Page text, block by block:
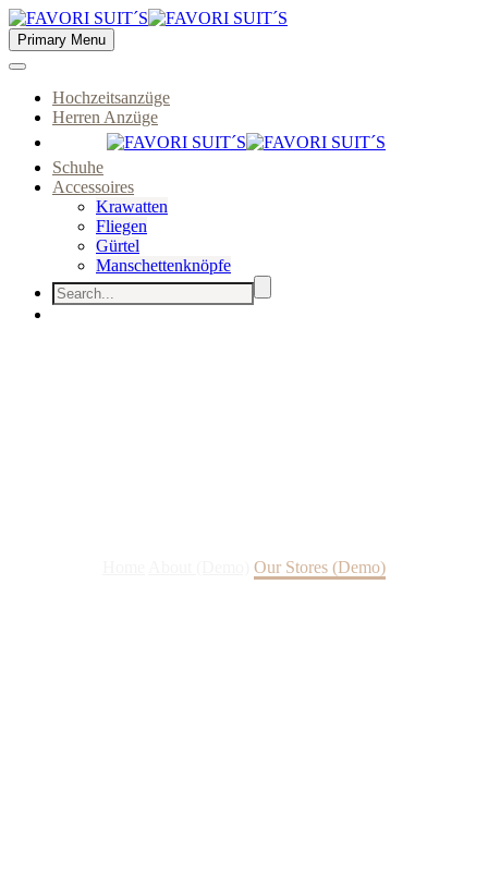
Primary Menu
Hochzeitsanzüge
Herren Anzüge
Schuhe
Accessoires
Krawatten
Fliegen
Gürtel
Manschettenknöpfe
Our Stores (Demo)